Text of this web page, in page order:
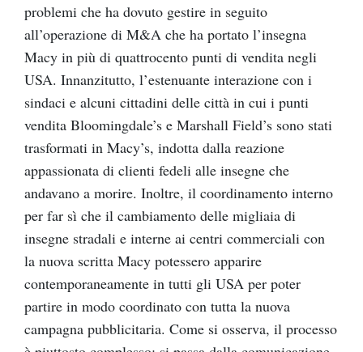
problemi che ha dovuto gestire in seguito
all’operazione di M&A che ha portato l’insegna
Macy in più di quattrocento punti di vendita negli
USA. Innanzitutto, l’estenuante interazione con i
sindaci e alcuni cittadini delle città in cui i punti
vendita Bloomingdale’s e Marshall Field’s sono stati
trasformati in Macy’s, indotta dalla reazione
appassionata di clienti fedeli alle insegne che
andavano a morire. Inoltre, il coordinamento interno
per far sì che il cambiamento delle migliaia di
insegne stradali e interne ai centri commerciali con
la nuova scritta Macy potessero apparire
contemporaneamente in tutti gli USA per poter
partire in modo coordinato con tutta la nuova
campagna pubblicitaria. Come si osserva, il processo